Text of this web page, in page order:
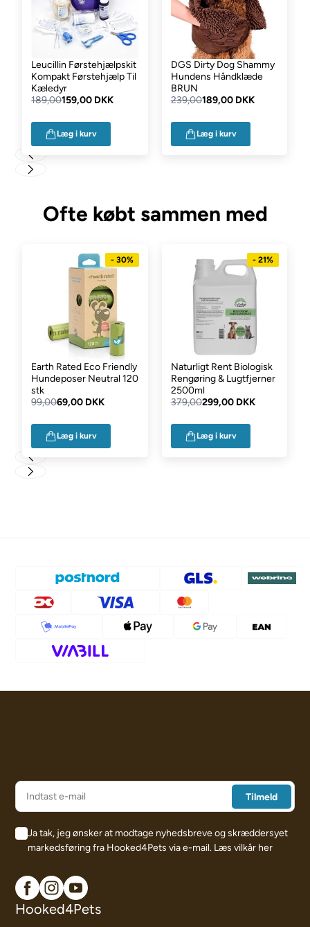
Leucillin Førstehjælpskit
Kompakt Førstehjælp Til
Kæledyr
189,00159,00 DKK
Læg i kurv
DGS Dirty Dog Shammy
Hundens Håndklæde
BRUN
239,00189,00 DKK
Læg i kurv
Ofte købt sammen med
- 30%
Earth Rated Eco Friendly
Hundeposer Neutral 120
stk
99,0069,00 DKK
Læg i kurv
- 21%
Naturligt Rent Biologisk
Rengøring & Lugtfjerner
2500ml
379,00299,00 DKK
Læg i kurv
Ja tak, jeg ønsker at modtage nyhedsbreve og skræddersyet
markedsføring fra Hooked4Pets via e-mail. Læs vilkår her
Hooked4Pets